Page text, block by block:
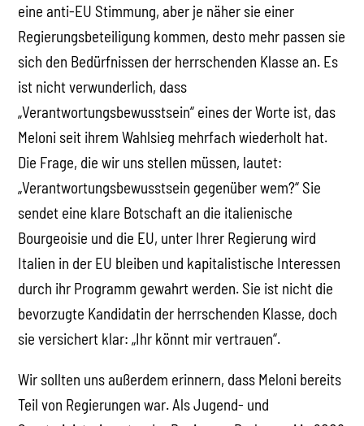
eine anti-EU Stimmung, aber je näher sie einer
Regierungsbeteiligung kommen, desto mehr passen sie
sich den Bedürfnissen der herrschenden Klasse an. Es
ist nicht verwunderlich, dass
„Verantwortungsbewusstsein“ eines der Worte ist, das
Meloni seit ihrem Wahlsieg mehrfach wiederholt hat.
Die Frage, die wir uns stellen müssen, lautet:
„Verantwortungsbewusstsein gegenüber wem?“ Sie
sendet eine klare Botschaft an die italienische
Bourgeoisie und die EU, unter Ihrer Regierung wird
Italien in der EU bleiben und kapitalistische Interessen
durch ihr Programm gewahrt werden. Sie ist nicht die
bevorzugte Kandidatin der herrschenden Klasse, doch
sie versichert klar: „Ihr könnt mir vertrauen“.
Wir sollten uns außerdem erinnern, dass Meloni bereits
Teil von Regierungen war. Als Jugend- und